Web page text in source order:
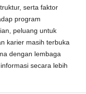
serta faktor
program
peluang untuk
karier masih terbuka
dengan lembaga
secara lebih